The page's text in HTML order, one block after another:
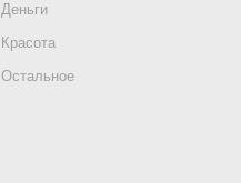
Деньги
Красота
Остальное